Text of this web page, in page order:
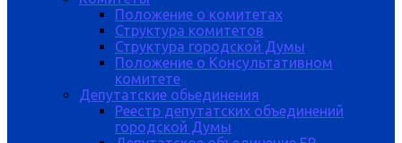
Положение о комитетах
Структура комитетов
Структура городской Думы
Положение о Консультативном
комитете
Депутатские обьединения
Реестр депутатских объединений
городской Думы